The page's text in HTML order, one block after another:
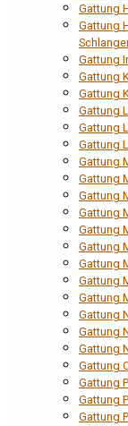
Gattung
Gattung
Gattung
Gattung
Gattung
Gattung
Gattung
Gattung
Gattung
Gattung
Gattung
Gattung
Gattung
Gattung
Gattung
Gattung
Gattung
Gattung
Gattung
Gattung
Gattung
Gattung
Gattung
Gattung